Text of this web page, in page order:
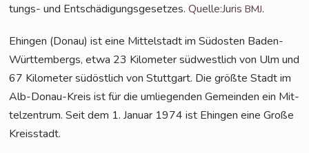
tungs- und Ent­schä­di­gungs­ge­set­zes.Quelle:JurisBMJ.
Ehin­gen (Donau) ist eine Mit­tel­stadt im Süd­os­ten Baden-
Würt­tem­bergs, etwa 23 Kilo­me­ter süd­west­lich von Ulm und
67 Kilo­me­ter süd­öst­lich von Stutt­gart. Die größ­te Stadt im
Alb-Donau-Kreis ist für die umlie­gen­den Gemein­den ein Mit­
tel­zen­trum. Seit dem 1. Janu­ar 1974 ist Ehin­gen eine Gro­ße
Kreisstadt.